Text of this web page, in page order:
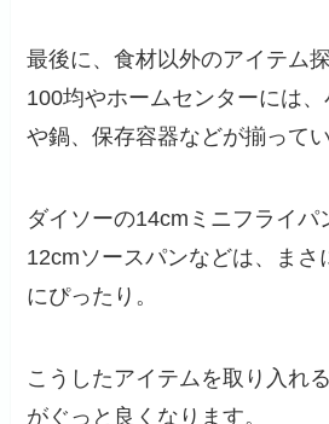
最後に、食材以外のアイテム
100均やホームセンターには
や鍋、保存容器などが揃ってい
ダイソーの14cmミニフライパ
12cmソースパンなどは、まさ
にぴったり。
こうしたアイテムを取り入れ
がぐっと良くなります。